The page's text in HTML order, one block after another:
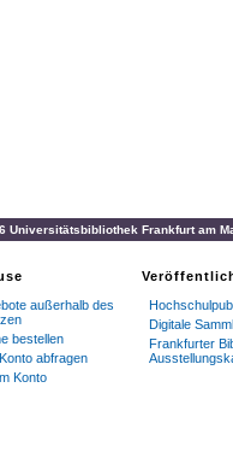
Universitätsbibliothek Frankfurt am
außerhalb des
bestellen
abfragen
Konto
Digitale
Frankfurter